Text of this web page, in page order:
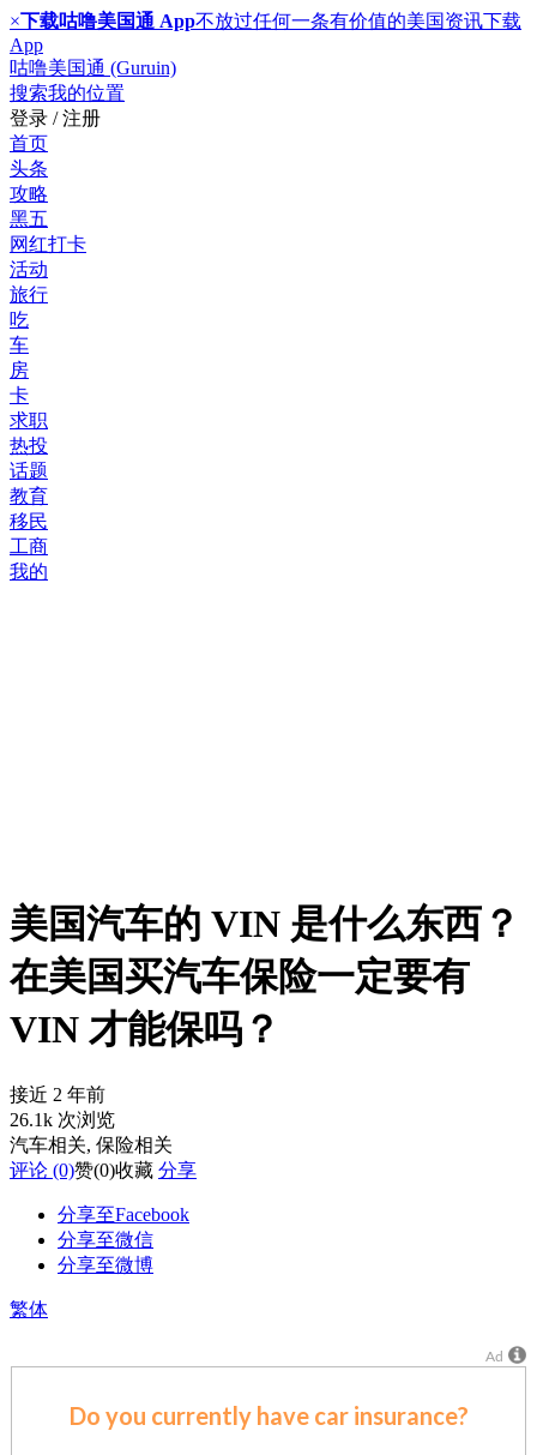
×下载咕噜美国通 App不放过任何一条有价值的美国资讯下载
App
咕噜美国通 (Guruin)
搜索我的位置
登录 / 注册
首页
头条
攻略
黑五
网红打卡
活动
旅行
吃
车
房
卡
求职
热投
话题
教育
移民
工商
我的
美国汽车的 VIN 是什么东西？
在美国买汽车保险一定要有
VIN 才能保吗？
接近 2 年前
26.1k 次浏览
汽车相关, 保险相关
评论 (0)赞(0)收藏 分享
分享至Facebook
分享至微信
分享至微博
繁体
Ad